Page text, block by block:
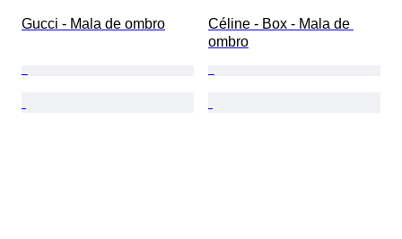
Gucci - Mala de ombro
Céline - Box - Mala de
ombro